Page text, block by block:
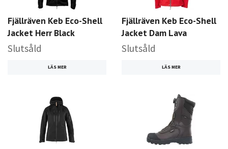
Fjällräven Keb Eco-Shell
Jacket Herr Black
Slutsåld
LÄS MER
Fjällräven Keb Eco-Shell
Jacket Dam Lava
Slutsåld
LÄS MER